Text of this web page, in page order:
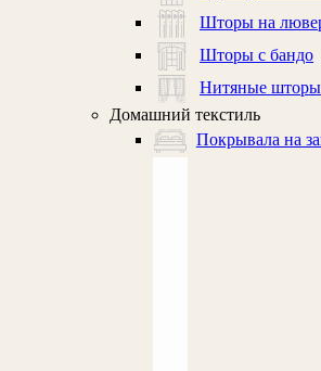
Шторы на
Шторы с бандо
Нитяные шторы
Домашний текстиль
Покрывала на